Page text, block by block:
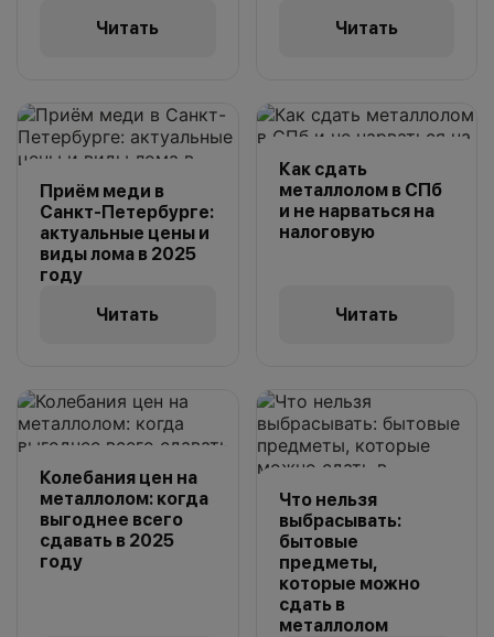
Читать
Читать
Приём меди в
Санкт-Петербурге:
актуальные цены и
виды лома в 2025
году
Читать
Как сдать
металлолом в СПб
и не нарваться на
налоговую
Читать
Колебания цен на
металлолом: когда
выгоднее всего
сдавать в 2025
году
Что нельзя
выбрасывать:
бытовые
предметы,
которые можно
сдать в
металлолом